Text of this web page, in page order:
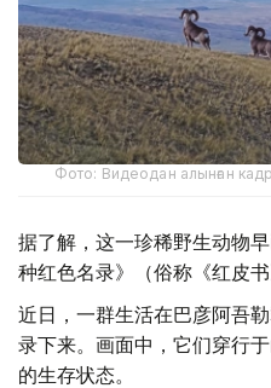
Фото: Видеодан алынған кадр
据了解，这一珍稀野生动物
种红色名录》（俗称《红皮书
近日，一群生活在巴彦阿吾
录下来。画面中，它们穿行
的生存状态。